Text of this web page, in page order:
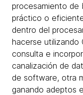
procesamiento de
práctico o
dentro del
hacerse utilizando
consulta e
canalización de
de software, otra
ganando adeptos